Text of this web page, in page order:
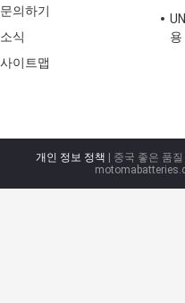
문의하기
소식
사이트맵
개인 정보 정책 | 중국 좋은 품